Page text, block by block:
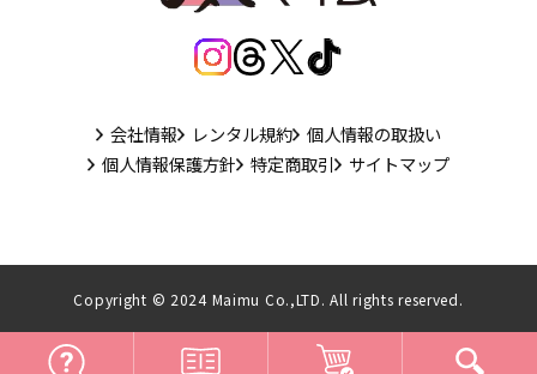
会社情報 レンタル規約 個人情報の取扱い
個人情報保護方針 特定商取引 サイトマップ
Copyright © 2024 Maimu Co.,LTD. All rights reserved.